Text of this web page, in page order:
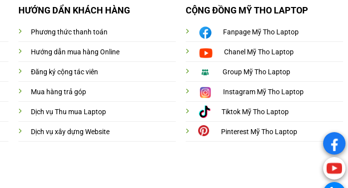
HƯỚNG DẨN KHÁCH HÀNG
Phương thức thanh toán
Hướng dẫn mua hàng Online
Đăng ký cộng tác viên
Mua hàng trả góp
Dịch vụ Thu mua Laptop
Dịch vụ xây dựng Website
CỘNG ĐỒNG MỸ THO LAPTOP
Fanpage Mỹ Tho Laptop
Chanel Mỹ Tho Laptop
Group Mỹ Tho Laptop
Instagram Mỹ Tho Laptop
Tiktok Mỹ Tho Laptop
Pinterest Mỹ Tho Laptop
.
.